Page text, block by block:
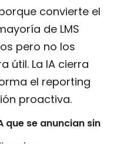
convierte el
de LMS
pero no los
útil. La IA cierra
el reporting
proactiva.
que se anuncian sin